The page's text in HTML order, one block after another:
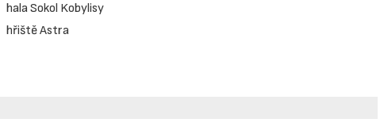
hala Sokol Kobylisy
hřiště Astra